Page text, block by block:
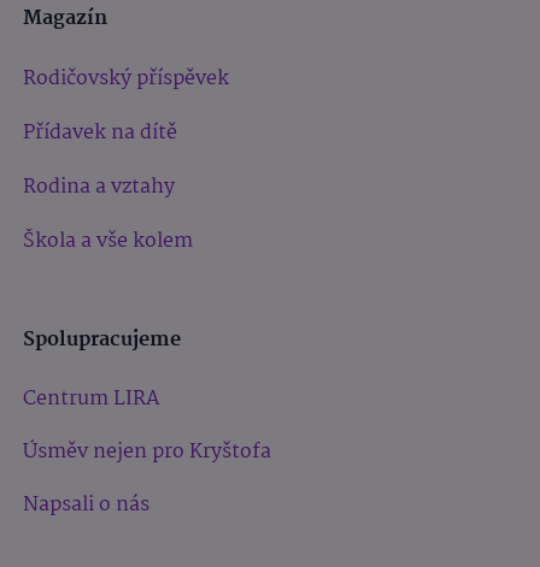
Magazín
Rodičovský příspěvek
Přídavek na dítě
Rodina a vztahy
Škola a vše kolem
Spolupracujeme
Centrum LIRA
Úsměv nejen pro Kryštofa
Napsali o nás